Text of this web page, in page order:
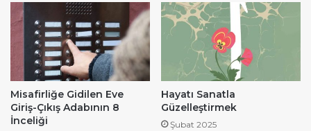
Misafirliğe Gidilen Eve
Giriş-Çıkış Adabının 8
İnceliği
Hayatı Sanatla
Güzelleştirmek
Şubat 2025